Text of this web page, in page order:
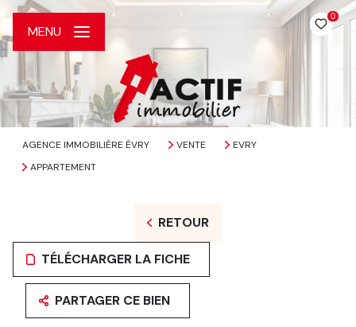
0
MENU
AGENCE IMMOBILIÈRE ÉVRY VENTE
EVRY
APPARTEMENT
RETOUR
TÉLÉCHARGER LA FICHE
PARTAGER CE BIEN